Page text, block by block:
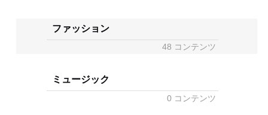
ファッション
48 コンテンツ
ミュージック
0 コンテンツ